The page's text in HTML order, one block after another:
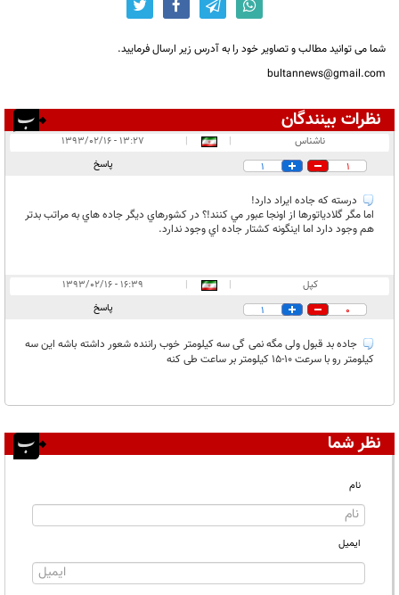
شما می توانید مطالب و تصاویر خود را به آدرس زیر ارسال فرمایید.
bultannews@gmail.com
نظرات بینندگان
در انتظار بررسی:
ناشناس |
|
۱۳:۲۷ - ۱۳۹۳/۰۲/۱۶
1
1 پاسخ
درسته که جاده ايراد دارد!
اما مگر گلادياتورها از اونجا عبور مي کنند!؟ در کشورهاي ديگر جاده هاي به مراتب بدتر
هم وجود دارد اما اينگونه کشتار جاده اي وجود ندارد.
کپل |
|
۱۶:۳۹ - ۱۳۹۳/۰۲/۱۶
0
1 پاسخ
جاده بد قبول ولی مگه نمی گی سه کیلومتر خوب راننده شعور داشته باشه این سه
کیلومتر رو با سرعت ۱۰-۱۵ کیلومتر بر ساعت طی کنه
نظر شما
نام
ایمیل